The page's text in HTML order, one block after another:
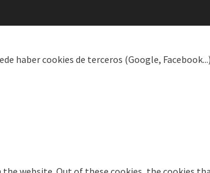
haber cookies de terceros (Google,